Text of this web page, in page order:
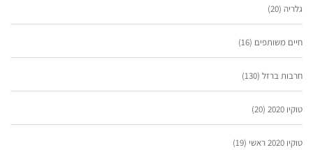
גלריה (20)
חיים משותפים (16)
חרבות ברזל (130)
טוקיו 2020 (20)
טוקיו 2020 ראשי (19)